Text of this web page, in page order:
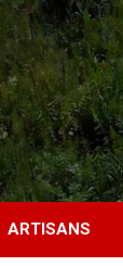
ARTISANS